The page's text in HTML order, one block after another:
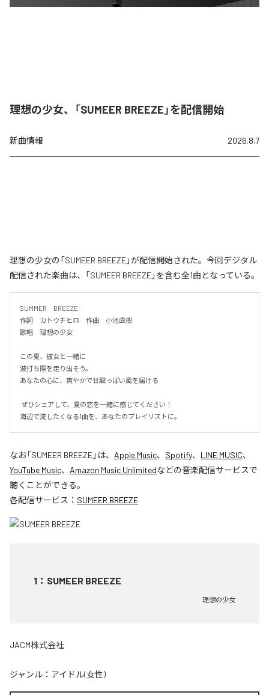
理想の少女、「SUMEER BREEZE」を配信開始
新曲情報 2026.8.7
理想の少女の「SUMEER BREEZE」が配信開始された。今回デジタル
配信された楽曲は、「SUMEER BREEZE」を含む全1曲となっている。
SUMMER　BREEZE
作詞　カトウチヒロ　作曲　小池直樹
歌唱　理想の少女
この夏、彼女と一緒に
波打ち際を走り出そう。
あなたの心に、爽やかで甘酸っぱい風を届ける
海辺で流したくなる1曲を、あなたのプレイリストに。
なお「SUMEER BREEZE」は、 Apple Music、 Spotify、 LINE MUSIC、
YouTube Music、 Amazon Music Unlimitedなどの音楽配信サービスで
聴くことができる。
各配信サービス： SUMEER BREEZE
1 ： SUMEER BREEZE
理想の少女
JACM株式会社
ジャンル： アイドル(女性)